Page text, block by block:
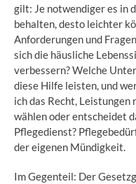
gilt: Je notwendiger es in
behalten, desto leichter
Anforderungen und
sich die häusliche
verbessern? Welche
diese Hilfe leisten, und
ich das Recht, Leistungen
wählen oder entscheidet
Pflegedienst?
der eigenen Mündigkeit.
Im Gegenteil: Der